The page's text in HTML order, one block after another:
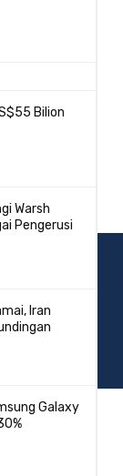
Bilion
Warsh
Pengerusi
Iran
Galaxy